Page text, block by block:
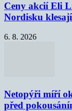
Ceny akcií Eli
Nordisku klesají
6. 8. 2026
Netopýři míří
před